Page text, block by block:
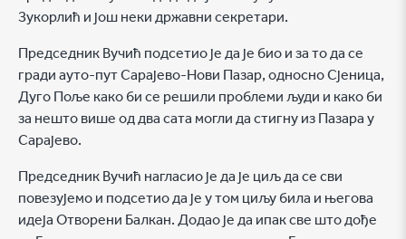
Зукорлић и још неки државни секретари.
Председник Вучић подсетио је да је био и за то да се
гради ауто-пут Сарајево-Нови Пазар, односно Сјеница,
Дуго Поље како би се решили проблеми људи и како би
за нешто више од два сата могли да стигну из Пазара у
Сарајево.
Председник Вучић нагласио је да је циљ да се сви
повезујемо и подсетио да је у том циљу била и његова
идеја Отворени Балкан. Додао је да ипак све што дође